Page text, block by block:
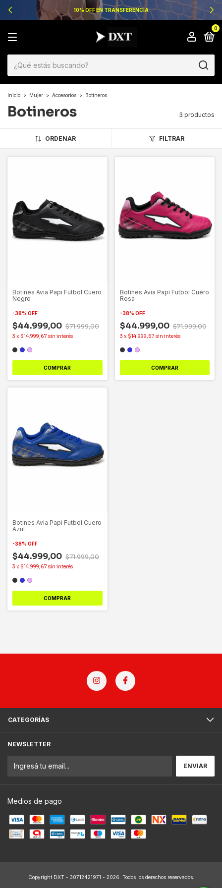
10% OFF EN TRANSFERENCIA
0
Inicio > Mujer > Accesorios > Botineros
Botineros 3 productos
ORDENAR FILTRAR
Botines Avia Papi Futbol Cuero
Negro
-38% OFF
$44.999,00 $71.999,00
3 x $14.999,67 sin interés
COMPRAR
Botines Avia Papi Futbol Cuero
Rosa
-38% OFF
$44.999,00 $71.999,00
3 x $14.999,67 sin interés
COMPRAR
Botines Avia Papi Futbol Cuero
Azul
-38% OFF
$44.999,00 $71.999,00
3 x $14.999,67 sin interés
COMPRAR
CATEGORÍAS
NEWSLETTER
Medios de pago
Copyright DXT - 30712421971 - 2026. Todos los derechos reservados.